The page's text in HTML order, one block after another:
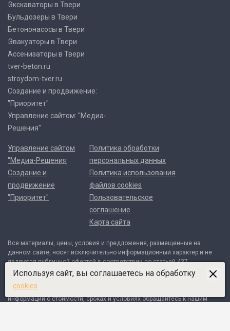
Экскаваторы в Твери
Бульдозеры в Твери
Бетононасосы в Твери
Эвакуаторы в Твери
Ассенизаторы в Твери
tver-beton.ru
stroydom-tver.ru
Создание и продвижение:
"Приоритет"
Управление сайтом: "Медиа-
Решения"
Управление сайтом
"Медиа-Решения
Создание и
продвижение
"Приоритет"
Политика обработки
персональных данных
Политика использования
файлов cookies
Пользовательское
соглашение
Карта сайта
Все материалы, цены, условия и предложения, размещенные на
данном сайте, носят исключительно информационный характер и не
являются публичной офертой в соответствии со статьей 437
Гражданского кодекса Российской Федерации. Договор может быть
и оформляется в письменном виде. Для получения точной
информации о стоимости, сроках и условиях обращайтесь к нашим
Используя сайт, вы соглашаетесь на обработку
cookies